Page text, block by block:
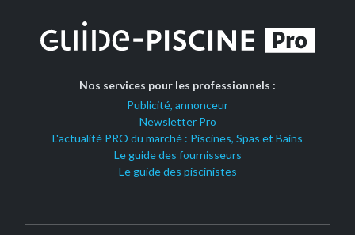
Nos services pour les professionnels :
Publicité, annonceur
Newsletter Pro
L'actualité PRO du marché : Piscines, Spas et Bains
Le guide des fournisseurs
Le guide des piscinistes